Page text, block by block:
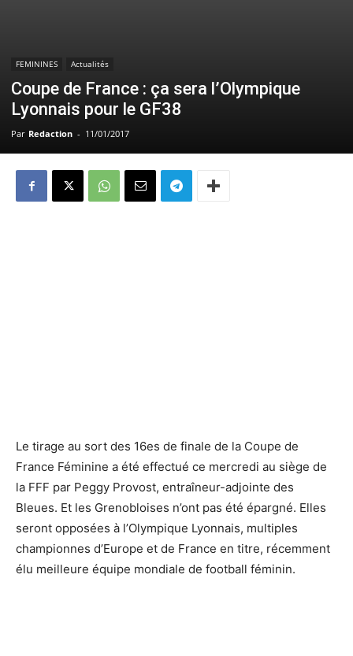
FEMININES Actualités
Coupe de France : ça sera l’Olympique
Lyonnais pour le GF38
Par Redaction - 11/01/2017
Le tirage au sort des 16es de finale de la Coupe de
France Féminine a été effectué ce mercredi au siège de
la FFF par Peggy Provost, entraîneur-adjointe des
Bleues. Et les Grenobloises n’ont pas été épargné. Elles
seront opposées à l’Olympique Lyonnais, multiples
championnes d’Europe et de France en titre, récemment
élu meilleure équipe mondiale de football féminin.